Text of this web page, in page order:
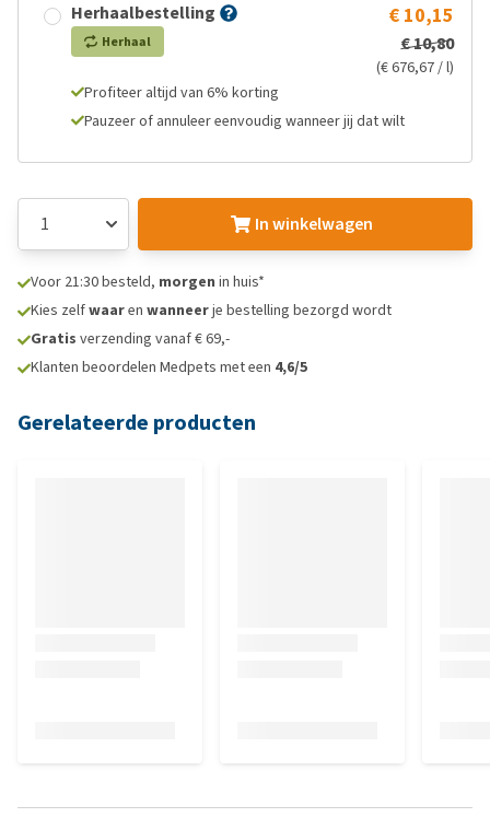
Herhaalbestelling
Herhaal
€ 10,15
€ 10,80
(€ 676,67 / l)
Profiteer altijd van 6% korting
Pauzeer of annuleer eenvoudig wanneer jij dat wilt
In winkelwagen
Voor 21:30 besteld, morgen in huis*
Kies zelfwaaren wanneerje bestelling bezorgd wordt
Gratis verzending vanaf € 69,-
Klanten beoordelen Medpets met een 4,6/5
Gerelateerde producten